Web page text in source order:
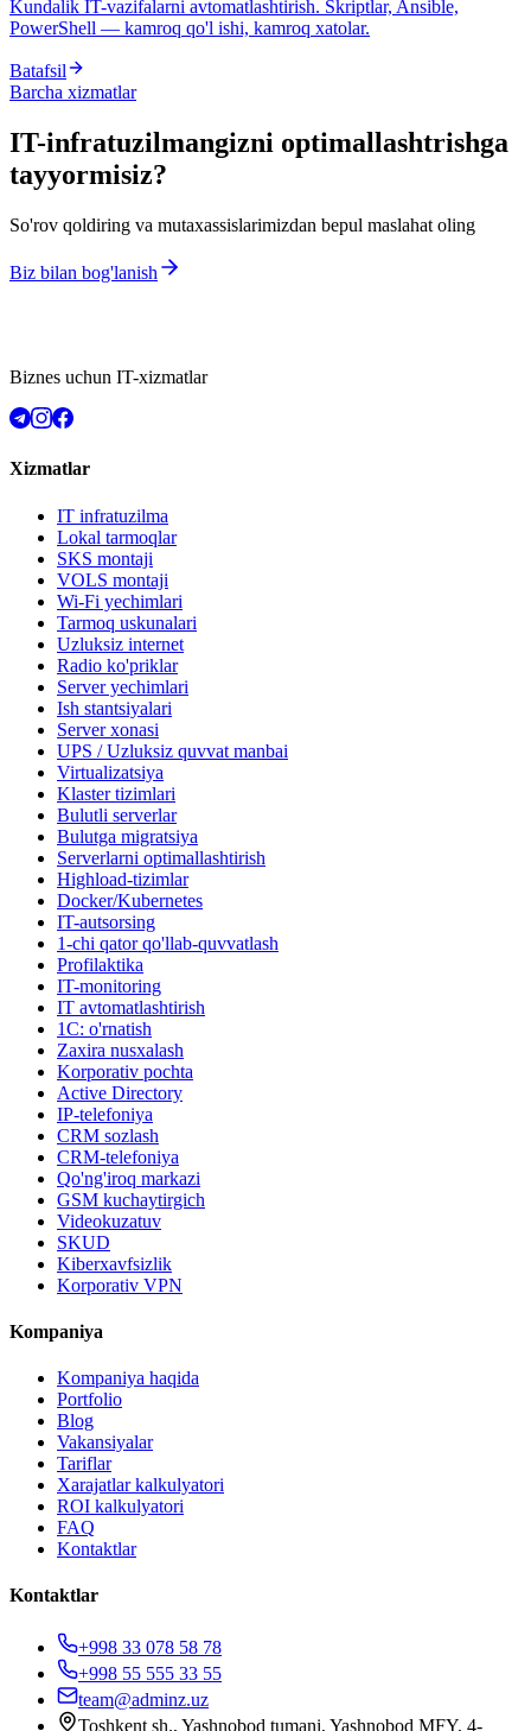
Kundalik IT-vazifalarni avtomatlashtirish. Skriptlar, Ansible,
PowerShell — kamroq qo'l ishi, kamroq xatolar.
Batafsil
Barcha xizmatlar
IT-infratuzilmangizni optimallashtrishga
tayyormisiz?
So'rov qoldiring va mutaxassislarimizdan bepul maslahat oling
Biz bilan bog'lanish
Biznes uchun IT-xizmatlar
Xizmatlar
IT infratuzilma
Lokal tarmoqlar
SKS montaji
VOLS montaji
Wi-Fi yechimlari
Tarmoq uskunalari
Uzluksiz internet
Radio ko'priklar
Server yechimlari
Ish stantsiyalari
Server xonasi
UPS / Uzluksiz quvvat manbai
Virtualizatsiya
Klaster tizimlari
Bulutli serverlar
Bulutga migratsiya
Serverlarni optimallashtirish
Highload-tizimlar
Docker/Kubernetes
IT-autsorsing
1-chi qator qo'llab-quvvatlash
Profilaktika
IT-monitoring
IT avtomatlashtirish
1C: o'rnatish
Zaxira nusxalash
Korporativ pochta
Active Directory
IP-telefoniya
CRM sozlash
CRM-telefoniya
Qo'ng'iroq markazi
GSM kuchaytirgich
Videokuzatuv
SKUD
Kiberxavfsizlik
Korporativ VPN
Kompaniya
Kompaniya haqida
Portfolio
Blog
Vakansiyalar
Tariflar
Xarajatlar kalkulyatori
ROI kalkulyatori
FAQ
Kontaktlar
Kontaktlar
+998 33 078 58 78
+998 55 555 33 55
team@adminz.uz
Toshkent sh., Yashnobod tumani, Yashnobod MFY, 4-